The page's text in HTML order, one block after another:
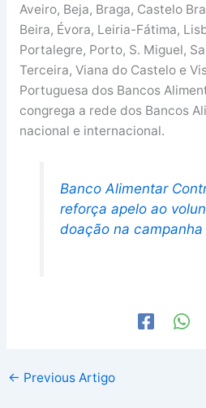
Aveiro, Beja, Braga, Castelo
Beira, Évora, Leiria-Fátima,
Portalegre, Porto, S. Miguel,
Terceira, Viana do Castelo e
Portuguesa dos Bancos
congrega a rede dos Bancos
nacional e internacional.
Banco Alimentar
reforça apelo ao
doação na
← Previous Artigo